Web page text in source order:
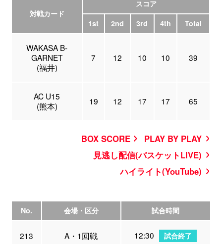
対戦カード
スコア
1st
2nd 3rd 4th Total
WAKASA B-
GARNET
(福井)
7 12 10 10 39
AC U15
(熊本)
19 12 17 17 65
BOX SCORE
PLAY BY PLAY
見逃し配信(バスケットLIVE)
ハイライト(YouTube)
No. 会場・区分 試合時間
213 A・1回戦 12:30 試合終了